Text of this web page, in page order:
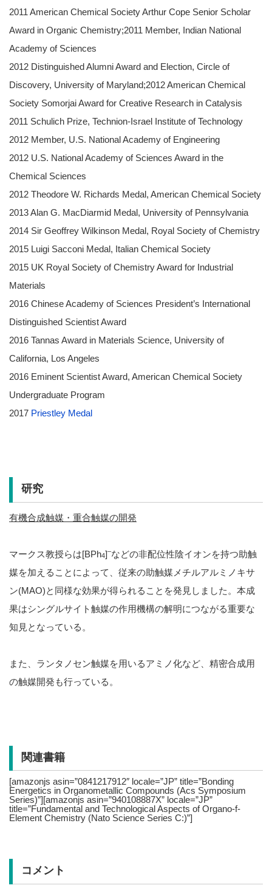
2011 American Chemical Society Arthur Cope Senior Scholar
Award in Organic Chemistry;2011 Member, Indian National
Academy of Sciences
2012 Distinguished Alumni Award and Election, Circle of
Discovery, University of Maryland;2012 American Chemical
Society Somorjai Award for Creative Research in Catalysis
2011 Schulich Prize, Technion-Israel Institute of Technology
2012 Member, U.S. National Academy of Engineering
2012 U.S. National Academy of Sciences Award in the
Chemical Sciences
2012 Theodore W. Richards Medal, American Chemical Society
2013 Alan G. MacDiarmid Medal, University of Pennsylvania
2014 Sir Geoffrey Wilkinson Medal, Royal Society of Chemistry
2015 Luigi Sacconi Medal, Italian Chemical Society
2015 UK Royal Society of Chemistry Award for Industrial
Materials
2016 Chinese Academy of Sciences President’s International
Distinguished Scientist Award
2016 Tannas Award in Materials Science, University of
California, Los Angeles
2016 Eminent Scientist Award, American Chemical Society
Undergraduate Program
2017 Priestley Medal
研究
有機合成触媒・重合触媒の開発
マークス教授らは[BPh4]–などの非配位性陰イオンを持つ助触
媒を加えることによって、従来の助触媒メチルアルミノキサ
ン(MAO)と同様な効果が得られることを発見しました。本成
果はシングルサイト触媒の作用機構の解明につながる重要な
知見となっている。
また、ランタノセン触媒を用いるアミノ化など、精密合成用
の触媒開発も行っている。
関連書籍
[amazonjs asin=”0841217912″ locale=”JP” title=”Bonding
Energetics in Organometallic Compounds (Acs Symposium
Series)”][amazonjs asin=”940108887X” locale=”JP”
title=”Fundamental and Technological Aspects of Organo-f-
Element Chemistry (Nato Science Series C:)”]
コメント